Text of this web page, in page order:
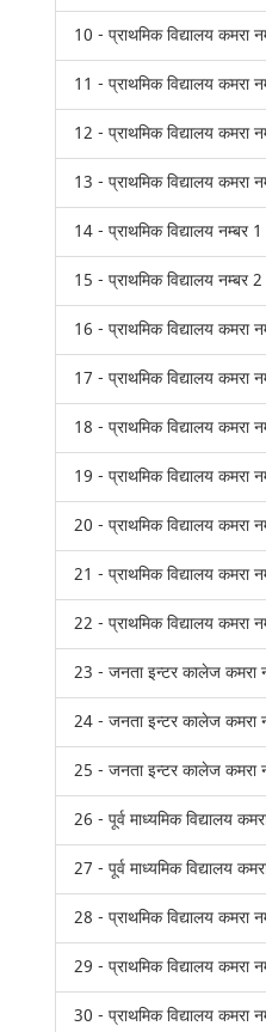
10 - प्राथमिक विद्यालय कमरा
11 - प्राथमिक विद्यालय कमरा
12 - प्राथमिक विद्यालय कमरा
13 - प्राथमिक विद्यालय कमरा
14 - प्राथमिक विद्यालय नम्बर
15 - प्राथमिक विद्यालय नम्बर
16 - प्राथमिक विद्यालय कमरा
17 - प्राथमिक विद्यालय कमरा
18 - प्राथमिक विद्यालय कमरा
19 - प्राथमिक विद्यालय कमरा
20 - प्राथमिक विद्यालय कमरा
21 - प्राथमिक विद्यालय कमरा
22 - प्राथमिक विद्यालय कमरा
23 - जनता इन्टर कालेज कमरा
24 - जनता इन्टर कालेज कमरा
25 - जनता इन्टर कालेज कमरा
26 - पूर्व माध्यमिक विद्यालय
27 - पूर्व माध्यमिक विद्यालय
28 - प्राथमिक विद्यालय कमरा
29 - प्राथमिक विद्यालय कमरा
30 - प्राथमिक विद्यालय कमरा